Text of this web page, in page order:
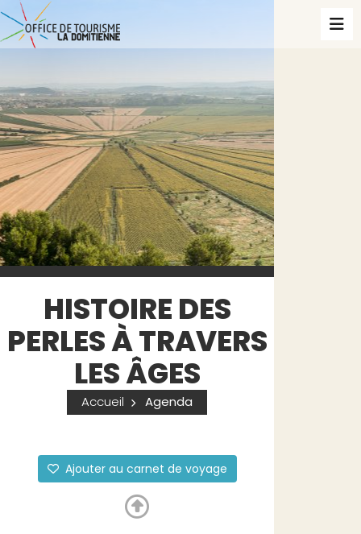
HISTOIRE DES
PERLES À TRAVERS
LES ÂGES
Accueil Agenda
Ajouter au carnet de voyage